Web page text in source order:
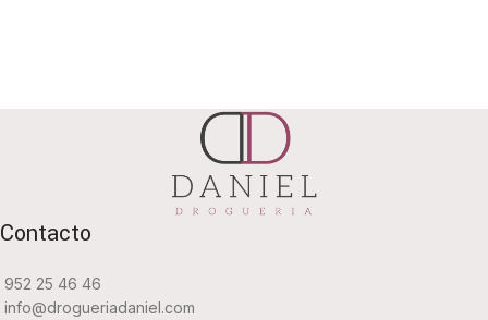
Contacto
952 25 46 46
info@drogueriadaniel.com